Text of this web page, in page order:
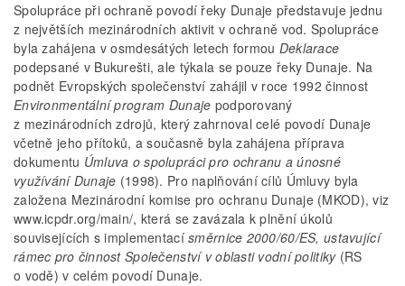
Spolupráce při ochraně povodí řeky Dunaje představuje jednu
z největších mezinárodních aktivit v ochraně vod. Spolupráce
byla zahájena v osmdesátých letech formou Deklarace
podepsané v Bukurešti, ale týkala se pouze řeky Dunaje. Na
podnět Evropských společenství zahájil v roce 1992 činnost
Environmentální program Dunaje podporovaný
z mezinárodních zdrojů, který zahrnoval celé povodí Dunaje
včetně jeho přítoků, a současně byla zahájena příprava
dokumentu Úmluva o spolupráci pro ochranu a únosné
využívání Dunaje (1998). Pro naplňování cílů Úmluvy byla
založena Mezinárodní komise pro ochranu Dunaje (MKOD), viz
www.icpdr.org/main/, která se zavázala k plnění úkolů
souvisejících s implementacísměrnice 2000/60/ES, ustavující
rámec pro činnost Společenství v oblasti vodní politiky(RS
o vodě) v celém povodí Dunaje.